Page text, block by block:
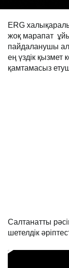
ERG
жоқ марапат
пайдаланушы
ең үздік қызмет
қамтамасыз
Салтанатты
шетелдік